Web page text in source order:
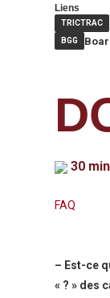
Liens
TRICTRAC
BGG
30 min
FAQ
– Est-ce
« ? » des